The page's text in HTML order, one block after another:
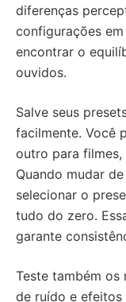
diferenças
configurações
encontrar o
ouvidos.
Salve seus
facilmente. Você
outro para filmes,
Quando mudar
selecionar o
tudo do zero.
garante
Teste também os
de ruído e efeitos